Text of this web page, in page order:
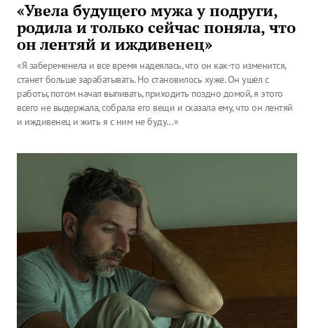
«Увела будущего мужа у подруги,
родила и только сейчас поняла, что
он лентяй и иждивенец»
«Я забеременела и все время надеялась, что он как-то изменится,
станет больше зарабатывать. Но становилось хуже. Он ушел с
работы, потом начал выпивать, приходить поздно домой, я этого
всего не выдержала, собрала его вещи и сказала ему, что он лентяй
и иждивенец и жить я с ним не буду…»